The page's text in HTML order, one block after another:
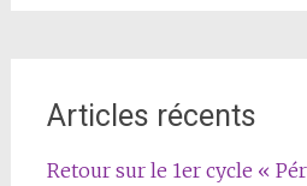
Articles récents
Retour sur le 1er cycle «